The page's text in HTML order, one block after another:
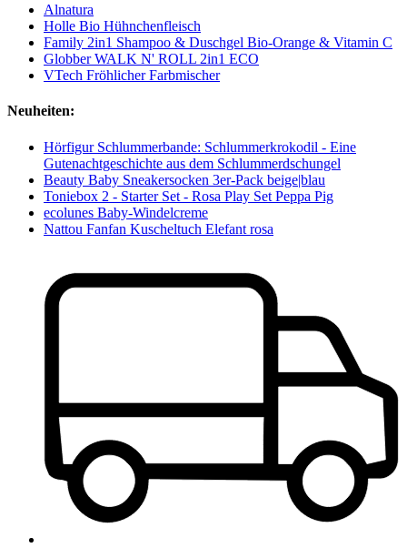
Alnatura
Holle Bio Hühnchenfleisch
Family 2in1 Shampoo & Duschgel Bio-Orange & Vitamin C
Globber WALK N' ROLL 2in1 ECO
VTech Fröhlicher Farbmischer
Neuheiten:
Hörfigur Schlummerbande: Schlummerkrokodil - Eine
Gutenachtgeschichte aus dem Schlummerdschungel
Beauty Baby Sneakersocken 3er-Pack beige|blau
Toniebox 2 - Starter Set - Rosa Play Set Peppa Pig
ecolunes Baby-Windelcreme
Nattou Fanfan Kuscheltuch Elefant rosa